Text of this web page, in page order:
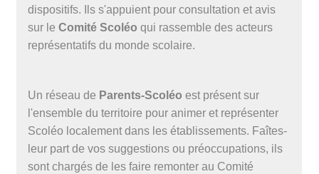
dispositifs. Ils s'appuient pour consultation et avis
sur leComité Scoléo qui rassemble des acteurs
représentatifs du monde scolaire.
Un réseau de Parents-Scoléo est présent sur
l'ensemble du territoire pour animer et représenter
Scoléo localement dans les établissements. Faîtes-
leur part de vos suggestions ou préoccupations, ils
sont chargés de les faire remonter au Comité